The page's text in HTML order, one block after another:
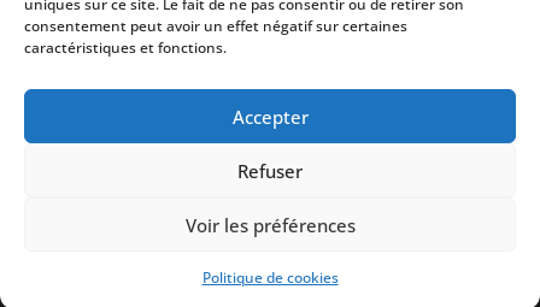
uniques sur ce site. Le fait de ne pas consentir ou de retirer son
consentement peut avoir un effet négatif sur certaines
caractéristiques et fonctions.
Accepter
Refuser
Voir les préférences
Politique de cookies
notre R3 face à Querqueville le
samedi 23 septembre 2023 dès 16h
Copyright © 2023USM Vire| Développé par
confidentialité